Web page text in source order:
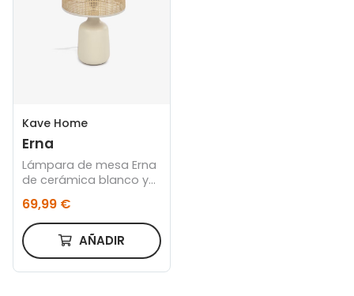
Kave Home
Erna
Lámpara de mesa Erna
de cerámica blanco y
bambú con acabado
natural
69,99 €
AÑADIR